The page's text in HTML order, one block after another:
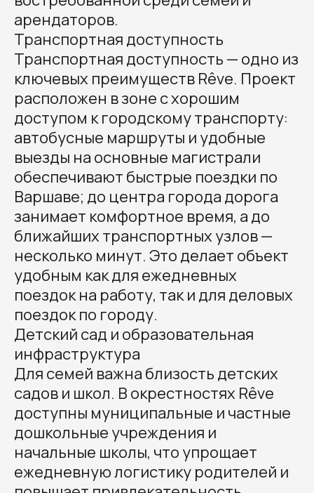
арендаторов.
Транспортная доступность
Транспортная доступность — одно из
ключевых преимуществ Rêve. Проект
расположен в зоне с хорошим
доступом к городскому транспорту:
автобусные маршруты и удобные
выезды на основные магистрали
обеспечивают быстрые поездки по
Варшаве; до центра города дорога
занимает комфортное время, а до
ближайших транспортных узлов —
несколько минут. Это делает объект
удобным как для ежедневных
поездок на работу, так и для деловых
поездок по городу.
Детский сад и образовательная
инфраструктура
Для семей важна близость детских
садов и школ. В окрестностях Rêve
доступны муниципальные и частные
дошкольные учреждения и
начальные школы, что упрощает
ежедневную логистику родителей и